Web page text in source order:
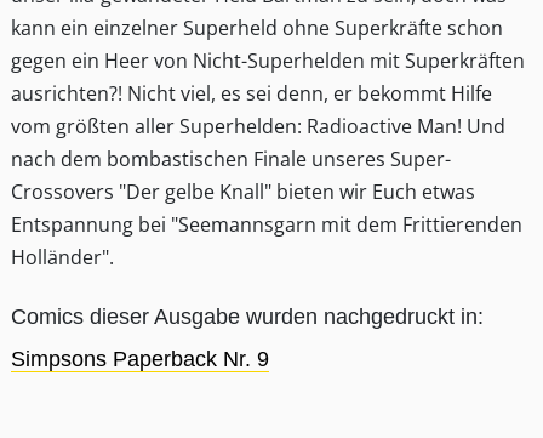
kann ein einzelner Superheld ohne Superkräfte schon
gegen ein Heer von Nicht-Superhelden mit Superkräften
ausrichten?! Nicht viel, es sei denn, er bekommt Hilfe
vom größten aller Superhelden: Radioactive Man! Und
nach dem bombastischen Finale unseres Super-
Crossovers "Der gelbe Knall" bieten wir Euch etwas
Entspannung bei "Seemannsgarn mit dem Frittierenden
Holländer".
Comics dieser Ausgabe wurden nachgedruckt in:
Simpsons Paperback Nr. 9